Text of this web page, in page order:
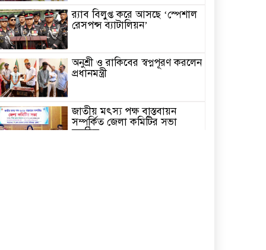
র‌্যাব বিলুপ্ত করে আসছে ‘স্পেশাল
রেসপন্স ব্যাটালিয়ন’
অনুশ্রী ও রাকিবের স্বপ্নপূরণ করলেন
প্রধানমন্ত্রী
জাতীয় মৎস্য পক্ষ বাস্তবায়ন
সম্পর্কিত জেলা কমিটির সভা
অনুষ্ঠিত